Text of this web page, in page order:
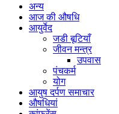
अन्य
आज की औषधि
आयुर्वेद
जडी बूटियाँ
जीवन मन्त्र
उपवास
पंचकर्म
योग
आयुष दर्पण समाचार
औषधियां